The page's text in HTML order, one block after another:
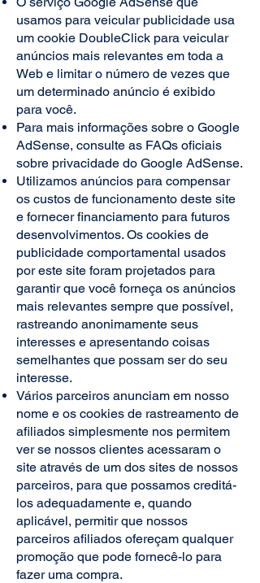
usamos para veicular publicidade usa
um cookie DoubleClick para veicular
anúncios mais relevantes em toda a
Web e limitar o número de vezes que
um determinado anúncio é exibido
para você.
Para mais informações sobre o Google
AdSense, consulte as FAQs oficiais
sobre privacidade do Google AdSense.
Utilizamos anúncios para compensar
os custos de funcionamento deste site
e fornecer financiamento para futuros
desenvolvimentos. Os cookies de
publicidade comportamental usados ​​
por este site foram projetados para
garantir que você forneça os anúncios
mais relevantes sempre que possível,
rastreando anonimamente seus
interesses e apresentando coisas
semelhantes que possam ser do seu
interesse.
Vários parceiros anunciam em nosso
nome e os cookies de rastreamento de
afiliados simplesmente nos permitem
ver se nossos clientes acessaram o
site através de um dos sites de nossos
parceiros, para que possamos creditá-
los adequadamente e, quando
aplicável, permitir que nossos
parceiros afiliados ofereçam qualquer
promoção que pode fornecê-lo para
fazer uma compra.